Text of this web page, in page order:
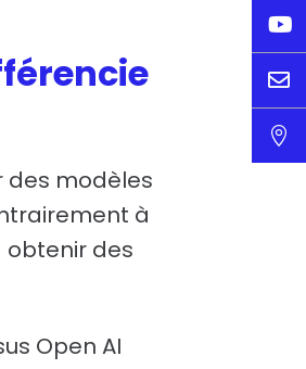
des modèles
à
obtenir des
Open AI


